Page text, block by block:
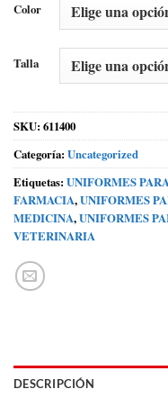
Color
Talla
SKU: 611400
Categoría: Uncategorized
Etiquetas: UNIFORMES
FARMACIA,UNIFORMES
MEDICINA,UNIFORMES
VETERINARIA
DESCRIPCIÓN